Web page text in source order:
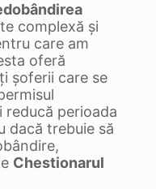
complexă și
care am
oferă
șoferii care se
reducă perioada
dacă trebuie să
Chestionarul